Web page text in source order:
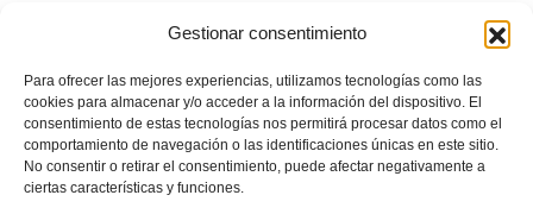
Gestionar consentimiento
Para ofrecer las mejores experiencias, utilizamos tecnologías como las
cookies para almacenar y/o acceder a la información del dispositivo. El
consentimiento de estas tecnologías nos permitirá procesar datos como el
comportamiento de navegación o las identificaciones únicas en este sitio.
No consentir o retirar el consentimiento, puede afectar negativamente a
ciertas características y funciones.